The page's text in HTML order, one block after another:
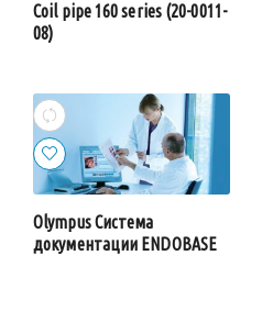
Coil pipe 160 series (20-0011-
08)
Olympus Система
документации ENDOBASE